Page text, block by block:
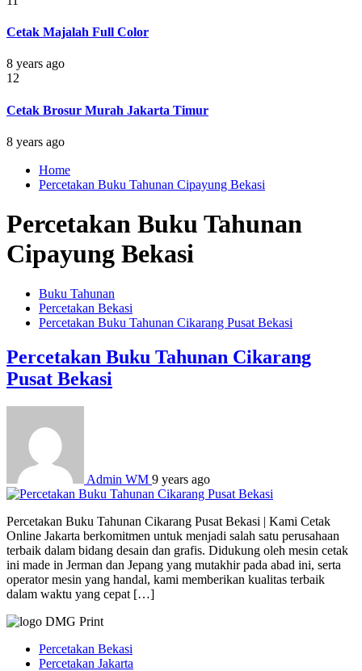
Cetak Majalah Full Color
8 years ago
12
Cetak Brosur Murah Jakarta Timur
8 years ago
Home
Percetakan Buku Tahunan Cipayung Bekasi
Percetakan Buku Tahunan
Cipayung Bekasi
Buku Tahunan
Percetakan Bekasi
Percetakan Buku Tahunan Cikarang Pusat Bekasi
Percetakan Buku Tahunan Cikarang
Pusat Bekasi
Admin WM 9 years ago
Percetakan Buku Tahunan Cikarang Pusat Bekasi | Kami Cetak
Online Jakarta berkomitmen untuk menjadi salah satu perusahaan
terbaik dalam bidang desain dan grafis. Didukung oleh mesin cetak
ini made in Jerman dan Jepang yang mutakhir pada abad ini, serta
operator mesin yang handal, kami memberikan kualitas terbaik
dalam waktu yang cepat […]
Percetakan Bekasi
Percetakan Jakarta